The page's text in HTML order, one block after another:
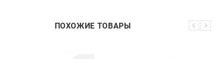
ПОХОЖИЕ ТОВАРЫ